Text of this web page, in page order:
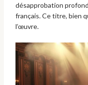
désapprobation
français. Ce titre, bien
l’œuvre.